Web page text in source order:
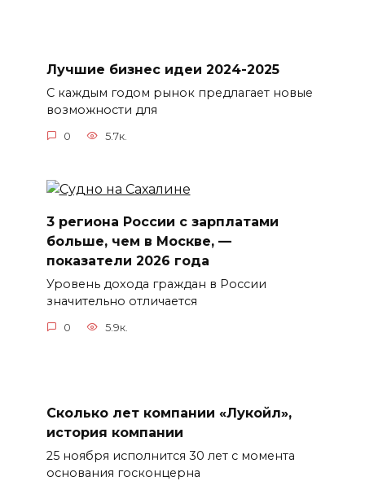
Лучшие бизнес идеи 2024-2025
С каждым годом рынок предлагает новые
возможности для
0 5.7к.
3 региона России с зарплатами
больше, чем в Москве, —
показатели 2026 года
Уровень дохода граждан в России
значительно отличается
0 5.9к.
Сколько лет компании «Лукойл»,
история компании
25 ноября исполнится 30 лет с момента
основания госконцерна